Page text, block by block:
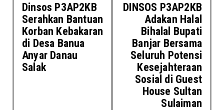
Dinsos P3AP2KB
Serahkan Bantuan
Korban Kebakaran
di Desa Banua
Anyar Danau
Salak
DINSOS P3AP2KB
Adakan Halal
Bihalal Bupati
Banjar Bersama
Seluruh Potensi
Kesejahteraan
Sosial di Guest
House Sultan
Sulaiman